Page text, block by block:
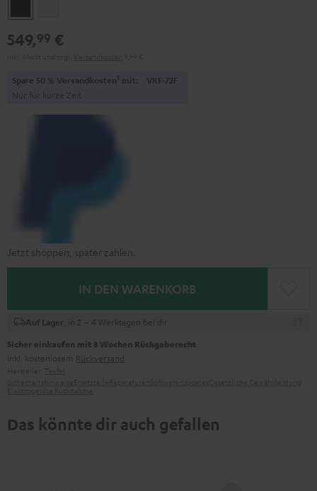
549,99 €
Spare 50 % Versandkosten1 mit: VKF-72F
Nur für kurze Zeit
Jetzt shoppen, später zahlen.
IN DEN WARENKORB
Auf Lager , in 2 – 4 Werktagen bei dir
Sicher einkaufen mit 8 Wochen Rückgaberecht
inkl. kostenlosem Rückversand
Das könnte dir auch gefallen